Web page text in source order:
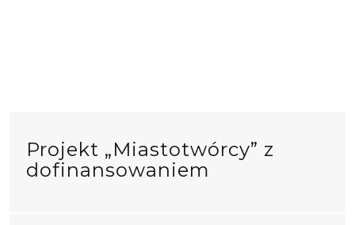
Projekt „Miastotwórcy” z
dofinansowaniem